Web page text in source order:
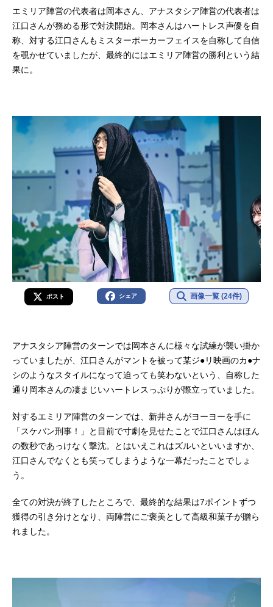
エミリア陣営の代表者は岡本さん、アナスタシア陣営の代表者は
江口さんが務める形で対決開始。岡本さんはハートレス声優を自
称、対する江口さんもミスターポーカーフェイスを自称して自信
を覗かせていましたが、最終的にはエミリア陣営の勝利という結
果に。
ポスト シェア 画像一覧 (24件)
アナスタシア陣営のターンでは岡本さんに様々な試練が襲い掛か
っていましたが、江口さんがマントを被って某ジ●リ映画のカ●ナ
シのようなスタイルになって迫っても笑わないという、自称した
通り岡本さんの凄まじいハートレスっぷりが際立っていました。
対するエミリア陣営のターンでは、新井さんがヨーヨーを手に
「スケバン刑事！」と目前で寸劇を見せたことで江口さんはほん
の数秒であっけなく撃沈。とはいえこれはズルいといいますか、
江口さんでなくとも笑ってしまうような一幕だったことでしょ
う。
全ての対決が終了したところで、最終的な結果は7ポイントずつ
獲得の引き分けとなり、両陣営にご褒美として高級和菓子が贈ら
れました。